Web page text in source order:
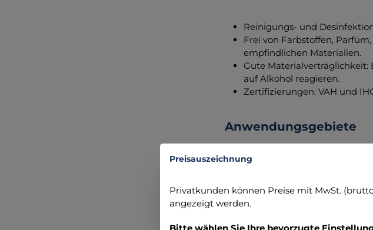
Reinigungs- und
Frei von Farbstoffen,
empfindlichen Materialien.
Gute
auf Alkohol reagieren.
Zertifizierungen: VAH und
Anwendungsgebiete
Mikrobac® Tissues sind
Medizinprodukte, wie
Praktische
Preisauszeichnung
Privatkunden können Preise mit MwSt.
angezeigt werden.
Bitte wählen Sie Ihre bevorzugte